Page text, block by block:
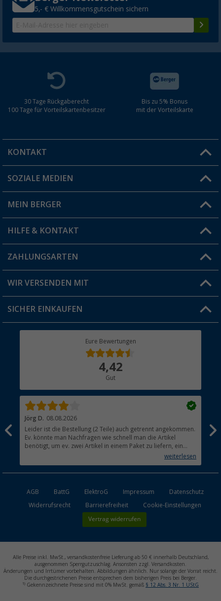
5,- € Willkommensgutschein sichern
30 Tage Rückgaberecht
100 Tage für Vorteilskartenbesitzer
Bis zu 5% Bonus
mit der Vorteilskarte
KONTAKT
Du hast eine Frage?
Filiale finden
SOZIALE MEDIEN
MEIN BERGER
Vorteilskarte
Blog
Jobs & Karriere
HILFE & KONTAKT
FAQ & Kontakt
Versandinformationen
Rücksendung
ZAHLUNGSARTEN
WIR VERSENDEN MIT
SICHER EINKAUFEN
Eure Bewertungen
4,42
Gut
Jörg D. 08.08.2026
Leider ist die Bestellung (2 Teile) auch getrennt angekommen.
Ev. könnte man Nachfragen wie schnell man die Artikel
benötigt, um ev. zwei Artikel in einem Paket zu liefern, ein
weiterlesen
Ich
AGB BattG ElektroG Impressum
Datenschutz
Widerrufsrecht
Barrierefreiheit Cookie-Einstellungen
Vertrag widerrufen
Alle Preise inkl. MwSt., versandkostenfreie Lieferung ab 50 € innerhalb Deutschland,
ausgenommen Sperrgutzuschlag. Ansonsten zzgl. Versandkosten.
Änderungen und Irrtümer vorbehalten. Abbildungen ähnlich. Nur solange der Vorrat reicht.
Die durchgestrichenen Preise entsprechen dem bisherigen Preis bei Berger.
1) Gekennzeichnete Preise sind mit 0% MwSt. gemäß § 12 Abs. 3 Nr. 1 UStG